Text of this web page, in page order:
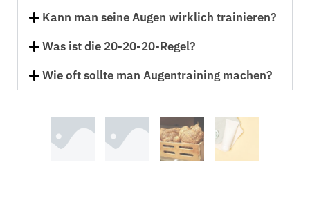
Kann man seine Augen wirklich trainieren?
Was ist die 20-20-20-Regel?
Wie oft sollte man Augentraining machen?